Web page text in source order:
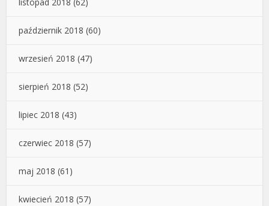
listopad 2018 (62)
październik 2018 (60)
wrzesień 2018 (47)
sierpień 2018 (52)
lipiec 2018 (43)
czerwiec 2018 (57)
maj 2018 (61)
kwiecień 2018 (57)